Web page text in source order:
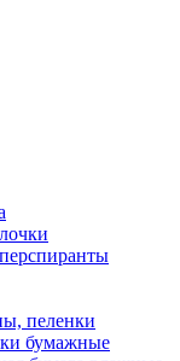
пеленки
бумажные